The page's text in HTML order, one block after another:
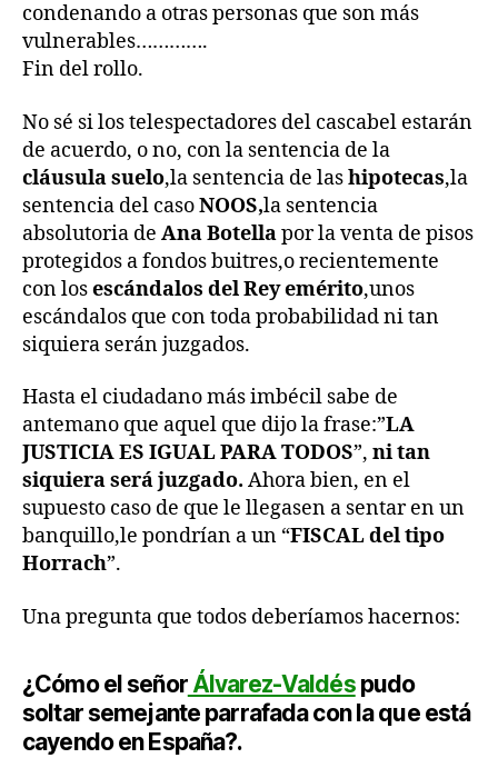
condenando a otras personas que son más
vulnerables………….
Fin del rollo.
No sé si los telespectadores del cascabel estarán
de acuerdo, o no, con la sentencia de la
cláusula suelo,la sentencia de lashipotecas,la
sentencia del casoNOOS,la sentencia
absolutoria de Ana Botellapor la venta de pisos
protegidos a fondos buitres,o recientemente
con losescándalos del Rey emérito,unos
escándalos que con toda probabilidad ni tan
siquiera serán juzgados.
Hasta el ciudadano más imbécil sabe de
antemano que aquel que dijo la frase:”LA
JUSTICIA ES IGUAL PARA TODOS”, ni tan
siquiera será juzgado. Ahora bien, en el
supuesto caso de que le llegasen a sentar en un
banquillo,le pondrían a un “FISCAL del tipo
Horrach”.
Una pregunta que todos deberíamos hacernos:
¿Cómo el señorÁlvarez-Valdéspudo
soltar semejante parrafada con la que está
cayendo en España?.